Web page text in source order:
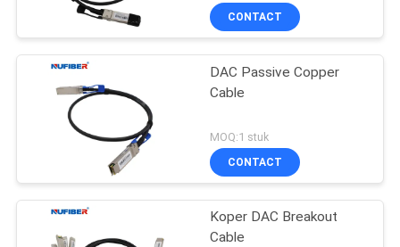
CONTACT
DAC Passive Copper
Cable
MOQ:1 stuk
CONTACT
Koper DAC Breakout
Cable